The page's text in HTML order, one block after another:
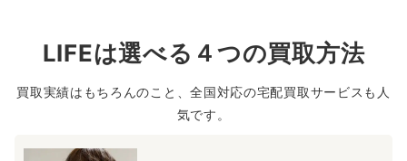
LIFEは選べる４つの買取方法
買取実績はもちろんのこと、全国対応の宅配買取サービスも人
気です。